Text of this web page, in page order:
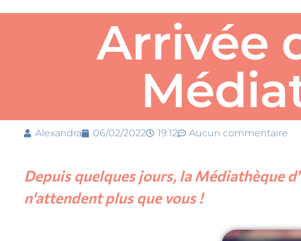
Arrivée
Alexandra 06/02/2022 19:12 Aucun commentaire
Depuis quelques jours, la Médiathèque
n'attendent plus que vous !